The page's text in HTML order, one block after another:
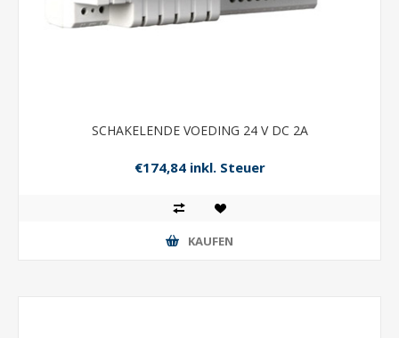
SCHAKELENDE VOEDING 24 V DC 2A
€174,84 inkl. Steuer
KAUFEN